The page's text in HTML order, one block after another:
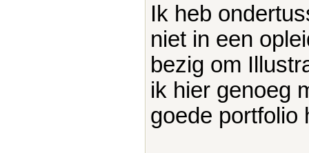
Ik heb
niet in een
bezig om
ik hier genoeg
goede portfolio